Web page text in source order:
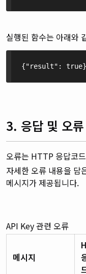
실행된 함수는 아래와
{"result": true}
3. 응답 및 오류
오류는 HTTP 응답코
자세한 오류 내용을
메시지가 제공됩니다.
API Key 관련 오류
메시지